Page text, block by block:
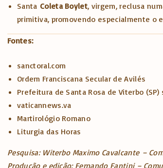
Santa Coleta Boylet, virgem, reclusa
primitiva, promovendo especialmente o
Fontes:
sanctoral.com
Ordem Franciscana Secular de Avilés
Prefeitura de Santa Rosa de Viterbo (SP)
vaticannews.va
Martirológio Romano
Liturgia das Horas
Pesquisa: Witerbo Maximo Cavalcante–
Produção e edição: Fernando Fantini –